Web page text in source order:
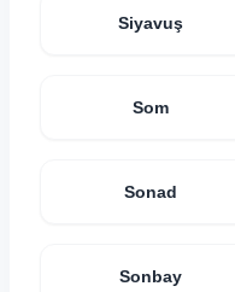
Siyavuş
Som
Sonad
Sonbay